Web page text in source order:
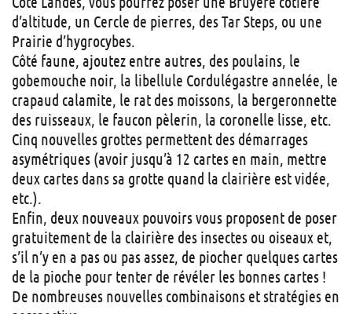
d’altitude, un Cercle de pierres, des Tar Steps, ou une
Prairie d’hygrocybes.
Côté faune, ajoutez entre autres, des poulains, le
gobemouche noir, la libellule Cordulégastre annelée, le
crapaud calamite, le rat des moissons, la bergeronnette
des ruisseaux, le faucon pèlerin, la coronelle lisse, etc.
Cinq nouvelles grottes permettent des démarrages
asymétriques (avoir jusqu’à 12 cartes en main, mettre
deux cartes dans sa grotte quand la clairière est vidée,
etc.).
Enfin, deux nouveaux pouvoirs vous proposent de poser
gratuitement de la clairière des insectes ou oiseaux et,
s’il n’y en a pas ou pas assez, de piocher quelques cartes
de la pioche pour tenter de révéler les bonnes cartes !
De nombreuses nouvelles combinaisons et stratégies en